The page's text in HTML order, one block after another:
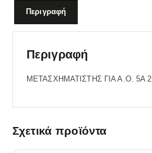
Περιγραφή
Περιγραφή
ΜΕΤΑΣΧΗΜΑΤΙΣΤΗΣ ΓΙΑ Α.Ο. 5A
Σχετικά προϊόντα